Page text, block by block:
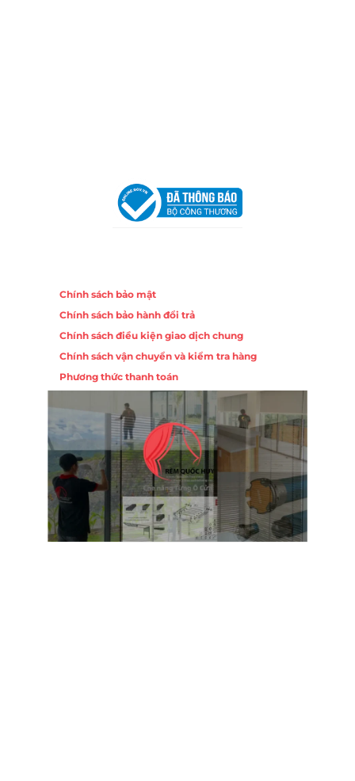
Chính sách bảo mật
Chính sách bảo hành đổi trả
Chính sách điều kiện giao dịch chung
Chính sách vận chuyển và kiểm tra hàng
Phương thức thanh toán